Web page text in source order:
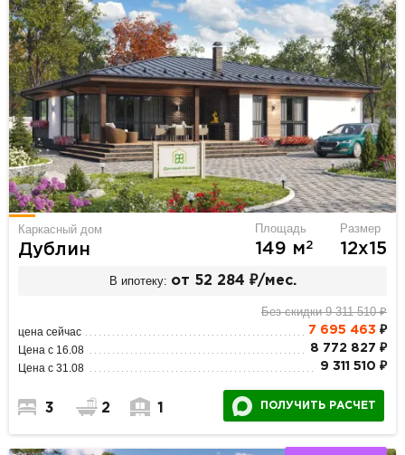
Каркасный дом
Дублин
Площадь
149 м2
Размер
12х15
В ипотеку: от 52 284 ₽/мес.
Без скидки 9 311 510 ₽
цена сейчас 7 695 463 ₽
Цена с 16.08 8 772 827 ₽
Цена с 31.08 9 311 510 ₽
3 2 1 ПОЛУЧИТЬ РАСЧЕТ